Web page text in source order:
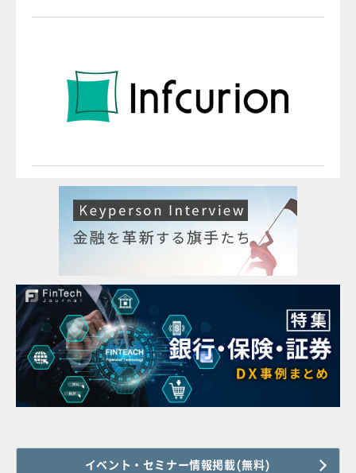
イベント・セミナー情報掲載(無料)